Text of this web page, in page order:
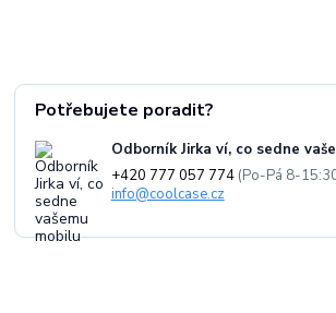
Potřebujete poradit?
Odborník Jirka ví, co sedne
+420 777 057 774 (Po-Pá 8-
info@coolcase.cz